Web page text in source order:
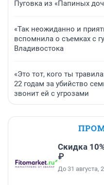
Пуговка из «Папиных
«Так неожиданно и
вспомнила о съемках с
Владивостока
«Это тот, кого ты
22 годам за убийство
звонит ей с угрозами
Скидка
₽
До 31 августа,